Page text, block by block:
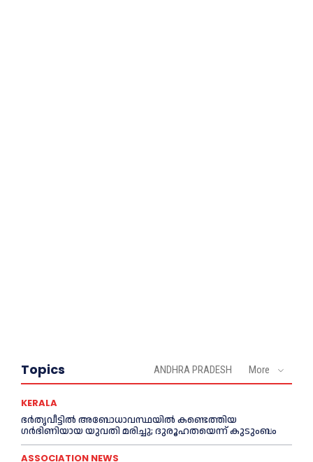
Topics ANDHRA PRADESH More
KERALA
ഭര്‍തൃവീട്ടില്‍ അബോധാവസ്ഥയില്‍ കണ്ടെത്തിയ
ഗര്‍ഭിണിയായ യുവതി മരിച്ചു; ദുരൂഹതയെന്ന് കുടുംബം
ASSOCIATION NEWS